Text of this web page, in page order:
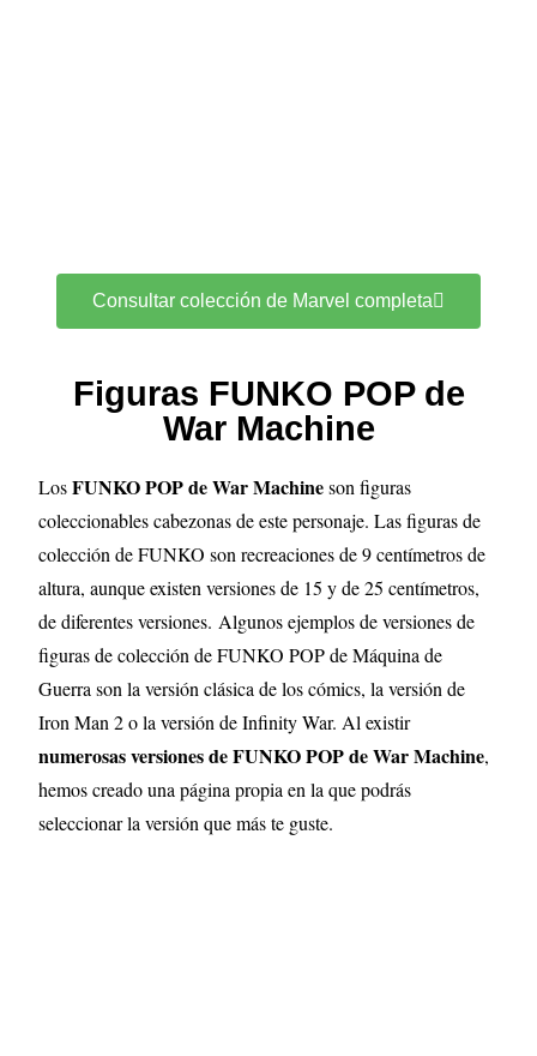
Consultar colección de Marvel completa
Figuras FUNKO POP de
War Machine
LosFUNKO POP de War Machineson figuras
coleccionables cabezonas de este personaje. Las figuras de
colección de FUNKO son recreaciones de 9 centímetros de
altura, aunque existen versiones de 15 y de 25 centímetros,
de diferentes versiones. Algunos ejemplos de versiones de
figuras de colección de FUNKO POP de Máquina de
Guerra son la versión clásica de los cómics, la versión de
Iron Man 2 o la versión de Infinity War. Al existir
numerosas versiones de FUNKO POP de War Machine,
hemos creado una página propia en la que podrás
seleccionar la versión que más te guste.